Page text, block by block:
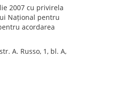
2007 cu privirela
Național pentru
acordarea
A. Russo, 1, bl. A,